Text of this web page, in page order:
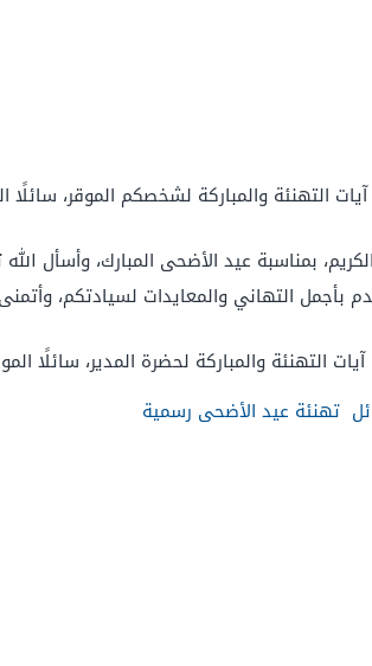
التهنئة والمباركة لشخصكم الموقر،
بمناسبة عيد الأضحى المبارك، وأسأل
التهاني والمعايدات لسيادتكم،
التهنئة والمباركة لحضرة المدير، سائلًا
تهنئة عيد الأضحى رسمية